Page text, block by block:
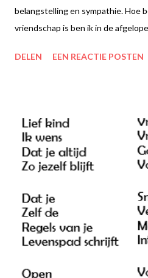
belangstelling en sympathie. Hoe
vriendschap is ben ik in de
snappen, die echt naar je luisteren
dat terwijl ik de afgelopen jaren
vriendschappen heb gesloten. Zij
alleen maar een last ben, ik voeg
niet uit medelijden met me, een
onderhouden.
DELEN EEN REACTIE POSTEN